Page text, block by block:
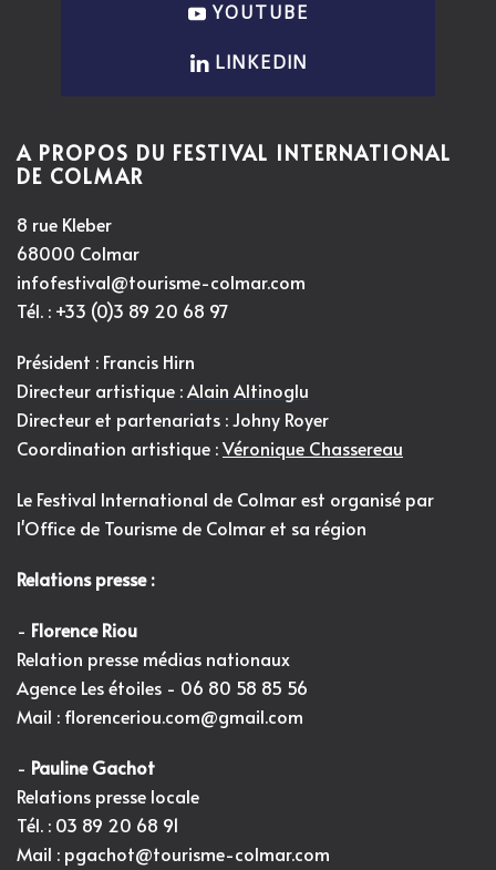
YOUTUBE
LINKEDIN
A PROPOS DU FESTIVAL INTERNATIONAL
DE COLMAR
8 rue Kleber
68000 Colmar
infofestival@tourisme-colmar.com
Tél. : +33 (0)3 89 20 68 97
Président : Francis Hirn
Directeur artistique :Alain Altinoglu
Directeur et partenariats : Johny Royer
Coordination artistique :Véronique Chassereau
Le Festival International de Colmar est organisé par
l'Office de Tourisme de Colmar et sa région
Relations presse :
- Florence Riou
Relation presse médias nationaux
Agence Les étoiles - 06 80 58 85 56
Mail : florenceriou.com@gmail.com
- Pauline Gachot
Relations presse locale
Tél. : 03 89 20 68 91
Mail : pgachot@tourisme-colmar.com